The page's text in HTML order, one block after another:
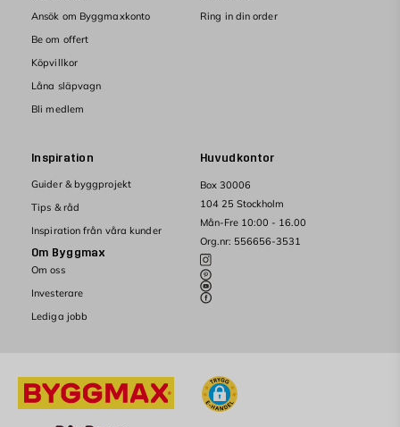
Huvudkontor
Box 30006
104 25 Stockholm
Mån-Fre 10:00 - 16.00
Org.nr: 556656-3531
Ansök om Byggmaxkonto
Be om offert
Köpvillkor
Låna släpvagn
Bli medlem
Ring in din order
Inspiration
Guider & byggprojekt
Tips & råd
Inspiration från våra kunder
Om Byggmax
Om oss
Investerare
Lediga jobb